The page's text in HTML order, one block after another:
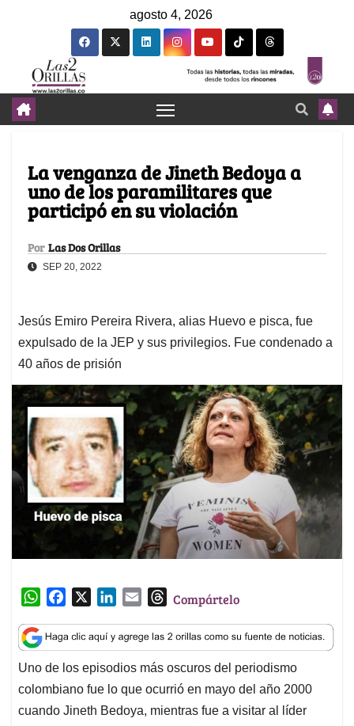
agosto 4, 2026
La venganza de Jineth Bedoya a
uno de los paramilitares que
participó en su violación
Por Las Dos Orillas
SEP 20, 2022
Jesús Emiro Pereira Rivera, alias Huevo e pisca, fue
expulsado de la JEP y sus privilegios. Fue condenado a
40 años de prisión
W
a
t
s
A
p
c
e
b
o
o
n
k
e
d
I
a
i
l
T
r
e
a
d
s
Compártelo
Uno de los episodios más oscuros del periodismo
colombiano fue lo que ocurrió en mayo del año 2000
cuando Jineth Bedoya, mientras fue a visitar al líder